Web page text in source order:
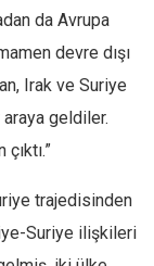
da Avrupa
devre dışı
Irak ve Suriye
araya geldiler.
trajedisinden
Suriye ilişkileri